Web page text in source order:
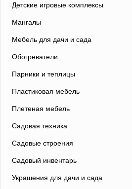
Детские игровые комплексы
Мангалы
Мебель для дачи и сада
Обогреватели
Парники и теплицы
Пластиковая мебель
Плетеная мебель
Садовая техника
Садовые строения
Садовый инвентарь
Украшения для дачи и сада